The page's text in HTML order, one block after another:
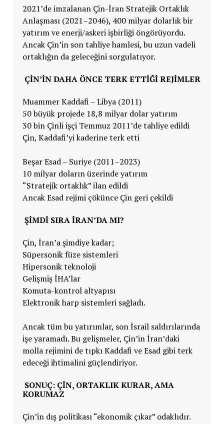
2021’de imzalanan Çin-İran Stratejik Ortaklık
Anlaşması (2021–2046), 400 milyar dolarlık bir
yatırım ve enerji/askeri işbirliği öngörüyordu.
Ancak Çin’in son tahliye hamlesi, bu uzun vadeli
ortaklığın da geleceğini sorgulatıyor.
ÇIN’IN DAHA ÖNCE TERK ETTIĞI REJIMLER
Muammer Kaddafi – Libya (2011)
50 büyük projede 18,8 milyar dolar yatırım
30 bin Çinli işçi Temmuz 2011’de tahliye edildi
Çin, Kaddafi’yi kaderine terk etti
Beşar Esad – Suriye (2011–2023)
10 milyar doların üzerinde yatırım
“Stratejik ortaklık” ilan edildi
Ancak Esad rejimi çökünce Çin geri çekildi
ŞIMDI SIRA İRAN’DA MI?
Çin, İran’a şimdiye kadar;
Süpersonik füze sistemleri
Hipersonik teknoloji
Gelişmiş İHA’lar
Komuta-kontrol altyapısı
Elektronik harp sistemleri sağladı.
Ancak tüm bu yatırımlar, son İsrail saldırılarında
işe yaramadı. Bu gelişmeler, Çin’in İran’daki
molla rejimini de tıpkı Kaddafi ve Esad gibi terk
edeceği ihtimalini güçlendiriyor.
SONUÇ: ÇIN, ORTAKLIK KURAR, AMA
KORUMAZ
Çin’in dış politikası “ekonomik çıkar” odaklıdır.